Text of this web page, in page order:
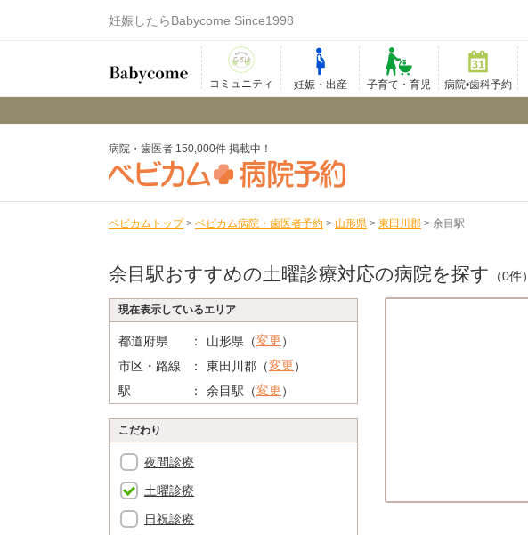
妊娠したらBabycome Since1998
コミュニティ 妊娠・出産 子育て・育児 病院•歯科予約
病院・歯医者 150,000件 掲載中！
ベビカムトップ > ベビカム病院・歯医者予約 > 山形県 > 東田川郡 > 余目駅
余目駅おすすめの土曜診療対応の病院を探す （0件）
現在表示しているエリア
都道府県 山形県（変更）
市区・路線
東田川郡（変更）
駅
余目駅（変更）
こだわり
夜間診療
土曜診療
日祝診療